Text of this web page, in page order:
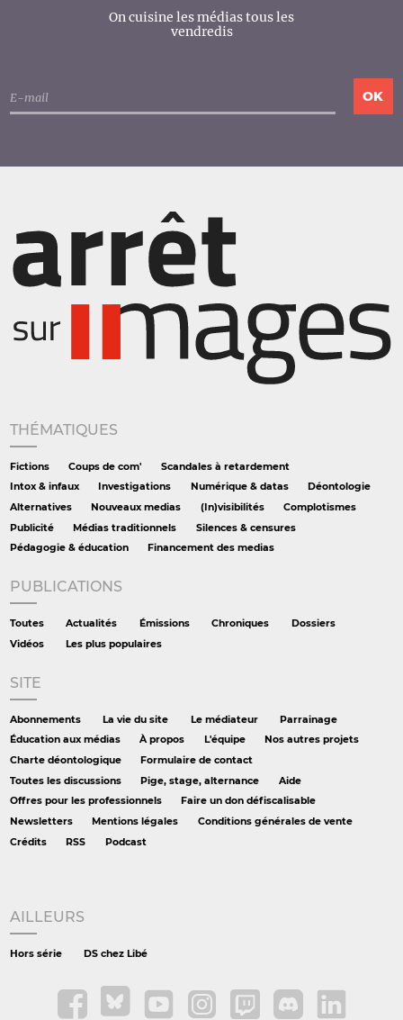
On cuisine les médias tous les
vendredis
THÉMATIQUES
Fictions Coups de com'
Scandales à retardement
Intox & infaux
Investigations Numérique & datas
Déontologie
Alternatives
Nouveaux medias (In)visibilités
Complotismes
Publicité
Médias traditionnels
Silences & censures
Pédagogie & éducation
Financement des medias
PUBLICATIONS
Toutes Actualités Émissions Chroniques
Dossiers
Vidéos
Les plus populaires
SITE
Abonnements La vie du site Le médiateur
Parrainage
Éducation aux médias
À propos L'équipe
Nos autres projets
Charte déontologique
Formulaire de contact
Toutes les discussions
Pige, stage, alternance
Aide
Offres pour les professionnels
Faire un don défiscalisable
Newsletters
Mentions légales
Conditions générales de vente
Crédits
RSS Podcast
AILLEURS
Hors série DS chez Libé